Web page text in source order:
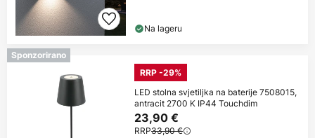
Na lageru
Sponzorirano
RRP -29%
LED stolna svjetiljka na baterije 7508015,
antracit 2700 K IP44 Touchdim
23,90 €
RRP33,90 €